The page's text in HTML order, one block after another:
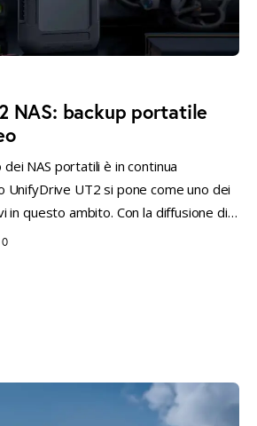
NAS: backup portatile
NAS portatili è in continua
UnifyDrive UT2 si pone come uno dei
in questo ambito. Con la diffusione di…
0